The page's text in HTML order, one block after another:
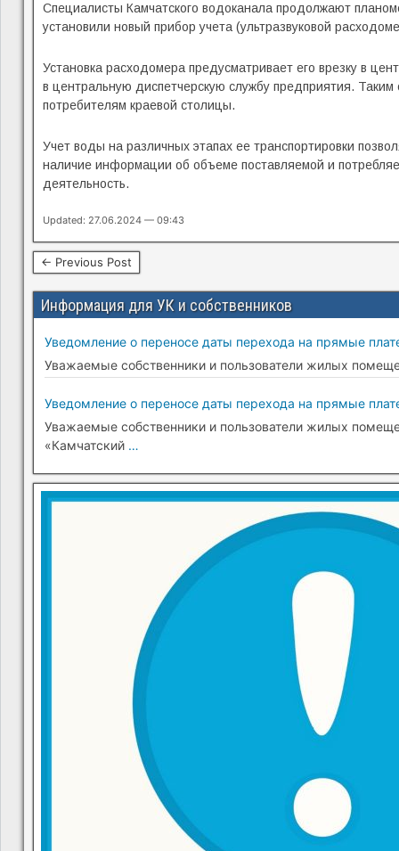
Специалисты Камчатского водоканала продолжают
установили новый прибор учета (ультразвуковой
Установка расходомера предусматривает его врезку в
в центральную диспетчерскую службу предприятия.
потребителям краевой столицы.
Учет воды на различных этапах ее транспортировки
наличие информации об объеме поставляемой и
деятельность.
Updated: 27.06.2024 — 09:43
← Previous Post
Информация для УК и собственников
Уведомление о переносе даты перехода на прямые
Уважаемые собственники и пользователи жилых
Уведомление о переносе даты перехода на прямые
Уважаемые собственники и пользователи жилых
«Камчатский …